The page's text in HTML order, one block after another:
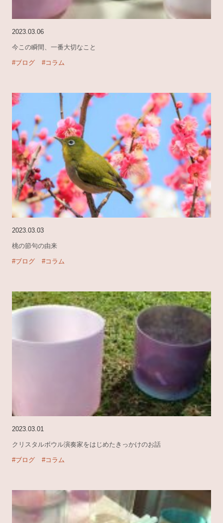
2023.03.06
今この瞬間、一番大切なこと
#ブログ #コラム
2023.03.03
桃の節句の由来
#ブログ #コラム
2023.03.01
クリスタルボウル演奏家をはじめたきっかけのお話
#ブログ #コラム